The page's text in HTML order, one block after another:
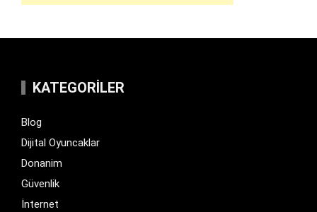
KATEGORILER
Blog
Dijital Oyuncaklar
Donanim
Güvenlik
İnternet